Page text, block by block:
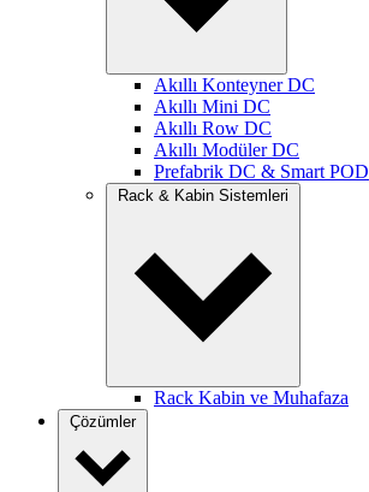
Akıllı Konteyner DC
Akıllı Mini DC
Akıllı Row DC
Akıllı Modüler DC
Prefabrik DC & Smart POD
Rack & Kabin Sistemleri
Rack Kabin ve Muhafaza
Çözümler